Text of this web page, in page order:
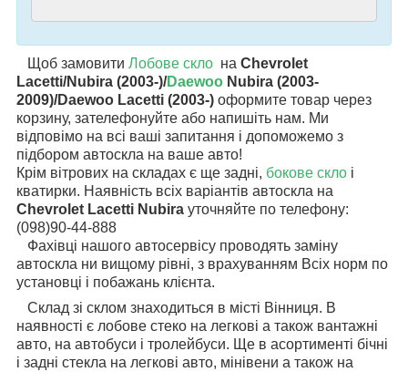
Щоб замовити Лобове скло на Chevrolet
Lacetti/Nubira (2003-)/Daewoo Nubira (2003-
2009)/Daewoo Lacetti (2003-) оформите товар через
корзину, зателефонуйте або напишіть нам. Ми
відповімо на всі ваші запитання і допоможемо з
підбором автоскла на ваше авто!
Крім вітрових на складах є ще задні, бокове скло і
кватирки. Наявність всіх варіантів автоскла на
Chevrolet Lacetti Nubira уточняйте по телефону:
(098)90-44-888
Фахівці нашого автосервісу проводять заміну
автоскла ни вищому рівні, з врахуванням Всіх норм по
установці і побажань клієнта.
Склад зі склом знаходиться в місті Вінниця. В
наявності є лобове стеко на легкові а також вантажні
авто, на автобуси і тролейбуси. Ще в асортименті бічні
і задні стекла на легкові авто, мінівени а також на